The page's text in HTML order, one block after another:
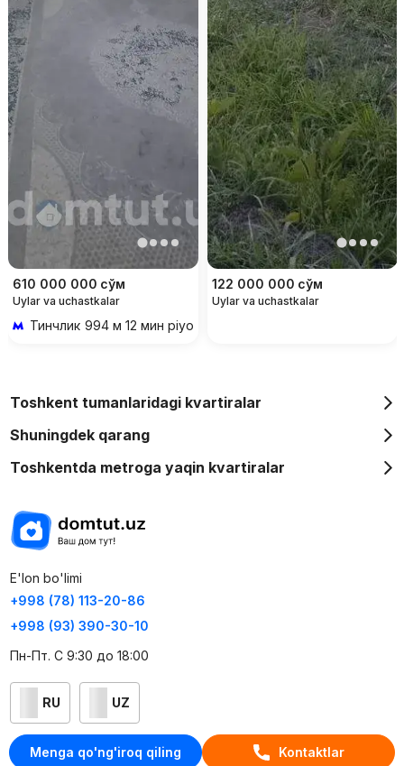
Menga qo'ng'iroq qiling Kontaktlar
610 000 000 сўм
Uylar va uchastkalar
Тинчлик 994 м 12 мин piyoda
122 000 000 сўм
Uylar va uchastkalar
Toshkent tumanlaridagi kvartiralar
Shuningdek qarang
Toshkentda metroga yaqin kvartiralar
E'lon bo'limi
+998 (78) 113-20-86
+998 (93) 390-30-10
Пн-Пт. С 9:30 до 18:00
RU UZ
Kontaktlar